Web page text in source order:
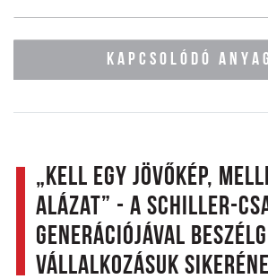
KAPCSOLÓDÓ
„Kell egy jövőkép,
alázat” - a Schiller-
generációjával
vállalkozásuk